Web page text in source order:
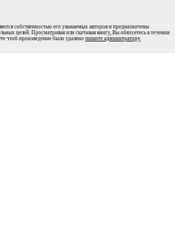
собственностью его уважаемых авторов и предназначены
целей. Просматривая или скачивая книгу, Вы обязуетесь в течении
чтоб произведение было удалено пишите админитратору